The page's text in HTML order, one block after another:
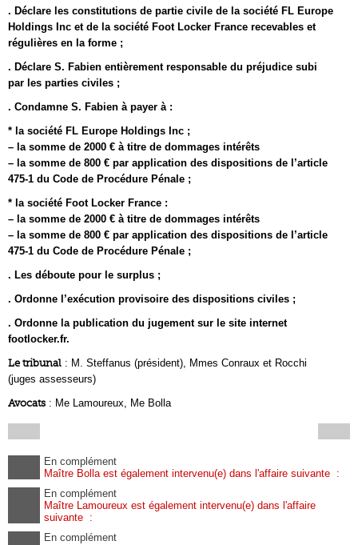
. Déclare les constitutions de partie civile de la société FL Europe
Holdings Inc et de la société Foot Locker France recevables et
régulières en la forme ;
. Déclare S. Fabien entièrement responsable du préjudice subi
par les parties civiles ;
. Condamne S. Fabien à payer à :
* la société FL Europe Holdings Inc ;
– la somme de 2000 € à titre de dommages intérêts
– la somme de 800 € par application des dispositions de l’article
475-1 du Code de Procédure Pénale ;
* la société Foot Locker France :
– la somme de 2000 € à titre de dommages intérêts
– la somme de 800 € par application des dispositions de l’article
475-1 du Code de Procédure Pénale ;
. Les déboute pour le surplus ;
. Ordonne l’exécution provisoire des dispositions civiles ;
. Ordonne la publication du jugement sur le site internet
footlocker.fr.
Le tribunal : M. Steffanus (président), Mmes Conraux et Rocchi
(juges assesseurs)
Avocats : Me Lamoureux, Me Bolla
En complément
Maître Bolla est également intervenu(e) dans l'affaire suivante :
En complément
Maître Lamoureux est également intervenu(e) dans l'affaire
suivante :
En complément